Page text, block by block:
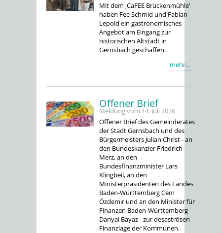
Mit dem ‚CaFEE Brückenmühle‘
haben Fee Schmid und Fabian
Lepold ein gastronomisches
Angebot am Eingang zur
historischen Altstadt in
Gernsbach geschaffen.
mehr...
Offener Brief
Meldung vom 14. Juli 2026
Offener Brief des Gemeinderates
der Stadt Gernsbach und des
Bürgermeisters Julian Christ - an
den Bundeskanzler Friedrich
Merz, an den
Bundesfinanzminister Lars
Klingbeil, an den
Ministerpräsidenten des Landes
Baden-Württemberg Cem
Özdemir und an den Minister für
Finanzen Baden-Württemberg
Danyal Bayaz - zur desaströsen
Finanzlage der Kommunen.